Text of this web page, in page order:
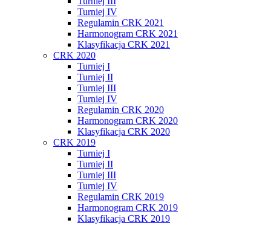
Turniej IV
Regulamin CRK 2021
Harmonogram CRK 2021
Klasyfikacja CRK 2021
CRK 2020
Turniej I
Turniej II
Turniej III
Turniej IV
Regulamin CRK 2020
Harmonogram CRK 2020
Klasyfikacja CRK 2020
CRK 2019
Turniej I
Turniej II
Turniej III
Turniej IV
Regulamin CRK 2019
Harmonogram CRK 2019
Klasyfikacja CRK 2019